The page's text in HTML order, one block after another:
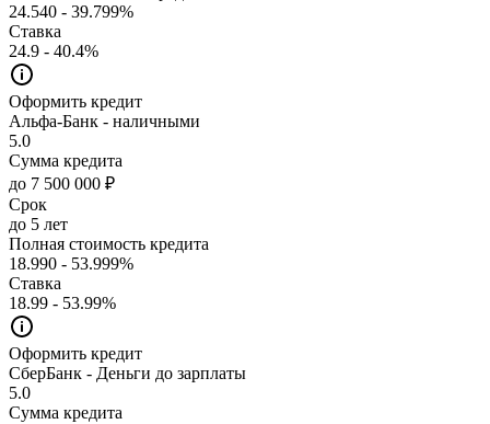
24.540 - 39.799%
Ставка
24.9 - 40.4%
Оформить кредит
Альфа-Банк - наличными
5.0
Сумма кредита
до 7 500 000 ₽
Срок
до 5 лет
Полная стоимость кредита
18.990 - 53.999%
Ставка
18.99 - 53.99%
Оформить кредит
СберБанк - Деньги до зарплаты
5.0
Сумма кредита